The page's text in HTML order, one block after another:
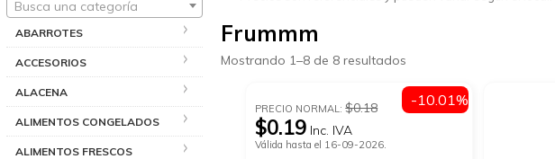
Busca una categoría
ABARROTES
ACCESORIOS
ALACENA
ALIMENTOS CONGELADOS
ALIMENTOS FRESCOS
Frummm
Mostrando 1–8 de 8 resultados
PRECIO NORMAL:$0.18
$0.19 Inc. IVA
Válida hasta el 16-09-2026.
-10.01%